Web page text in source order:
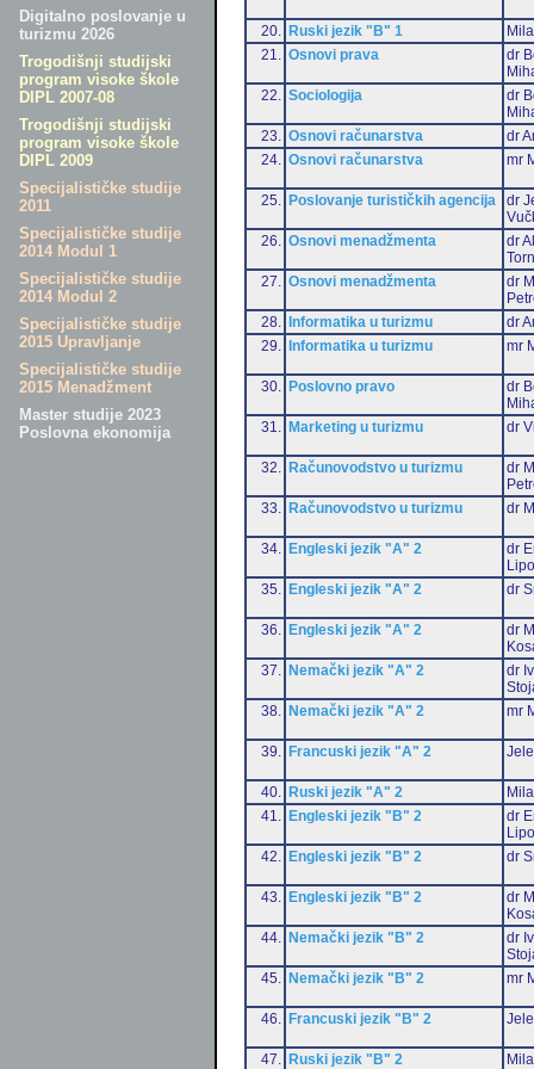
Digitalno poslovanje u
turizmu 2026
Trogodišnji studijski
program visoke škole
DIPL 2007-08
Trogodišnji studijski
program visoke škole
DIPL 2009
Specijalističke studije
2011
Specijalističke studije
2014 Modul 1
Specijalističke studije
2014 Modul 2
Specijalističke studije
2015 Upravljanje
Specijalističke studije
2015 Menadžment
Master studije 2023
Poslovna ekonomija
20. Ruski jezik "B" 1
21.
Osnovi prava
dr
22.
Sociologija
dr
23.
Osnovi računarstva
dr
24.
Osnovi računarstva mr
25. Poslovanje turističkih agencija
dr
26.
Osnovi menadžmenta
dr
27.
Osnovi menadžmenta
dr
28.
Informatika u turizmu
dr
29.
Informatika u turizmu mr
30. Poslovno pravo
dr
31.
Marketing u turizmu dr
32. Računovodstvo u turizmu
dr
33.
Računovodstvo u turizmu dr
34. Engleski jezik "A" 2
dr
35.
Engleski jezik "A" 2 dr
36. Engleski jezik "A" 2
dr
37.
Nemački jezik "A" 2
dr
38.
Nemački jezik "A" 2 mr
39. Francuski jezik "A" 2
40. Ruski jezik "A" 2
41.
Engleski jezik "B" 2
dr
42.
Engleski jezik "B" 2 dr
43. Engleski jezik "B" 2
dr
44.
Nemački jezik "B" 2
dr
45.
Nemački jezik "B" 2 mr
46. Francuski jezik "B" 2
47. Ruski jezik "B" 2